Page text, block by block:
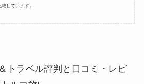
載しています。
トラベル評判と口コミ・レビ